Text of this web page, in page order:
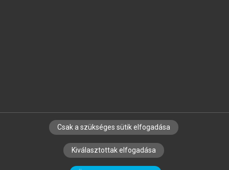
SZERZŐKNEK CÉGEKNEK KÖNYVTÁROSOKNAK
SZERKESZTÉSI ÉS LEKTORÁLÁSI ALAPELVEK
Csak a szükséges sütik elfogadása
Kiválasztottak elfogadása